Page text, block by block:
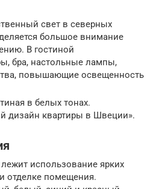
свет в северных
большое внимание
В гостиной
бра, настольные лампы,
повышающие освещенность
в белых тонах.
дизайн квартиры в Швеции».
использование ярких
отделке помещения.